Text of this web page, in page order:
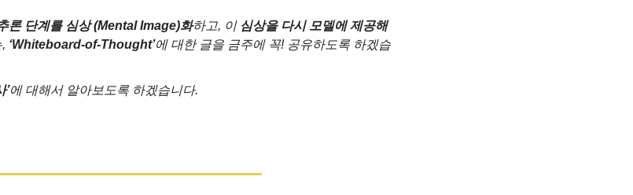
론 단계를 심상 (Mental Image)화하고, 이 심상을 다시 모델에 제공해
‘Whiteboard-of-Thought’에 대한 글을 금주에 꼭! 공유하도록 하겠습
’에 대해서 알아보도록 하겠습니다.